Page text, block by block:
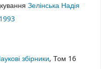
Зелінська Надія
1993
збірники, Том 16